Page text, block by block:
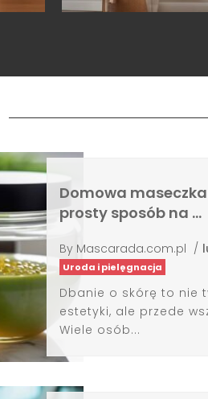
Domowa
prosty sposób na …
By Mascarada.com.pl /
Uroda i pielęgnacja
Dbanie o skórę to nie
estetyki, ale przede
Wiele osób...